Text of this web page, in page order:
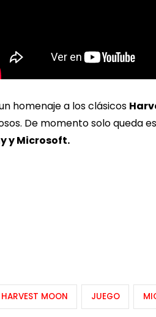
homenaje a los clásicos
De momento solo queda
y Microsoft.
HARVEST MOON JUEGO